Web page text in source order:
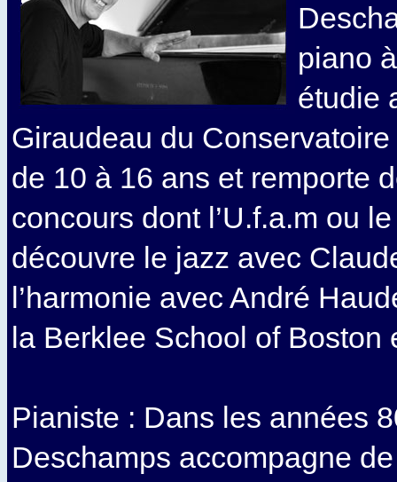
piano
étudie
Giraudeau du
de 10 à 16 ans et remporte
concours dont l’U.f.a.m ou
découvre le jazz avec
l’harmonie avec André
la Berklee School of Boston
Pianiste : Dans les années
Deschamps accompagne